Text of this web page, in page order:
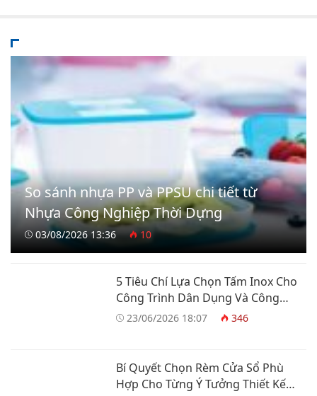
So sánh nhựa PP và PPSU chi tiết từ
Nhựa Công Nghiệp Thời Dựng
03/08/2026 13:36 10
5 Tiêu Chí Lựa Chọn Tấm Inox Cho
Công Trình Dân Dụng Và Công
Nghiệp
23/06/2026 18:07 346
Bí Quyết Chọn Rèm Cửa Sổ Phù
Hợp Cho Từng Ý Tưởng Thiết Kế